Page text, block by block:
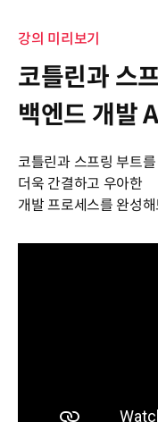
강의 미리보기
코틀린과 스
백엔드 개발
코틀린과 스프링 부트를
더욱 간결하고 우아한
개발 프로세스를 완성